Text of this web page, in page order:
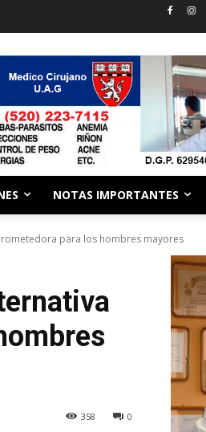
NOTAS IMPORTANTES
para los hombres mayores
0
358